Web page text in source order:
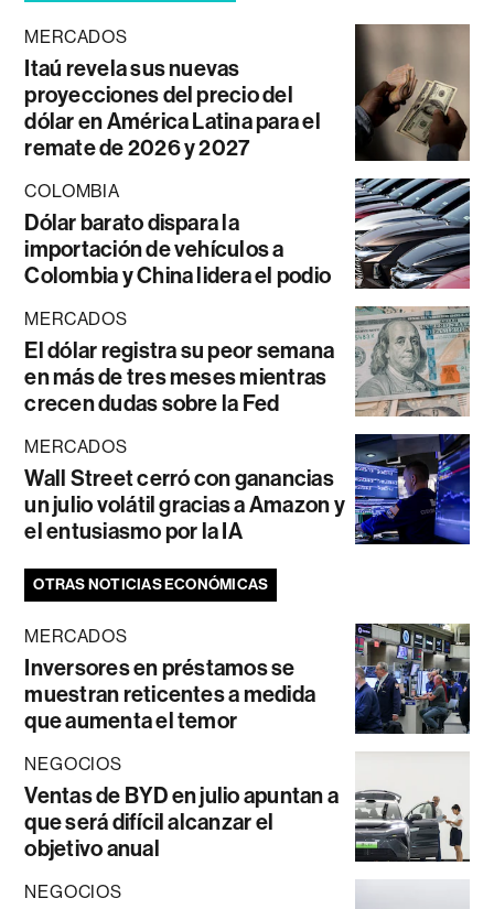
MERCADOS
Itaú revela sus nuevas
proyecciones del precio del
dólar en América Latina para el
remate de 2026 y 2027
COLOMBIA
Dólar barato dispara la
importación de vehículos a
Colombia y China lidera el podio
MERCADOS
El dólar registra su peor semana
en más de tres meses mientras
crecen dudas sobre la Fed
MERCADOS
Wall Street cerró con ganancias
un julio volátil gracias a Amazon y
el entusiasmo por la IA
OTRAS NOTICIAS ECONÓMICAS
MERCADOS
Inversores en préstamos se
muestran reticentes a medida
que aumenta el temor
NEGOCIOS
Ventas de BYD en julio apuntan a
que será difícil alcanzar el
objetivo anual
NEGOCIOS